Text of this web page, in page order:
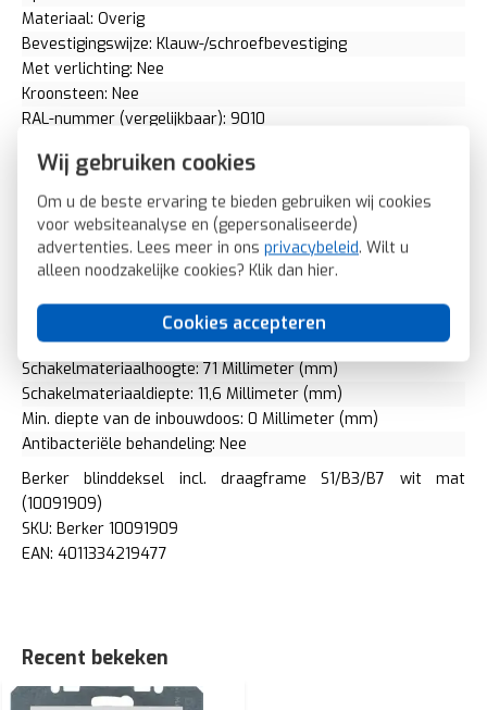
Wij gebruiken cookies
Om u de beste ervaring te bieden gebruiken wij cookies
voor websiteanalyse en (gepersonaliseerde)
advertenties. Lees meer in ons privacybeleid. Wilt u
alleen noodzakelijke cookies? Klik dan hier.
Cookies accepteren
Materiaal: Overig
Bevestigingswijze: Klauw-/schroefbevestiging
Met verlichting: Nee
Kroonsteen: Nee
RAL-nummer (vergelijkbaar): 9010
Met opdruk: Nee
Slagvastheid: IK05
Incl. connectoren: Nee
Draagring: Ja
Transparant: Nee
Geschikt voor beschermingsgraad (IP): IP20
Schakelmateriaalbreedte: 71 Millimeter (mm)
Schakelmateriaalhoogte: 71 Millimeter (mm)
Schakelmateriaaldiepte: 11,6 Millimeter (mm)
Min. diepte van de inbouwdoos: 0 Millimeter (mm)
Antibacteriële behandeling: Nee
Berker blinddeksel incl. draagframe S1/B3/B7 wit mat
(10091909)
SKU: Berker 10091909
EAN: 4011334219477
Recent bekeken